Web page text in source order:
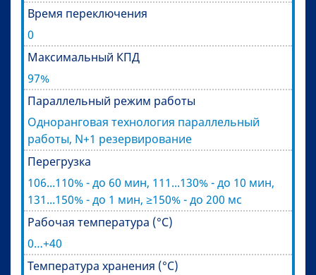
Время переключения
0
Максимальный КПД
97%
Параллельный режим работы
Одноранговая технология параллельный
работы, N+1 резервирование
Перегрузка
106...110% - до 60 мин, 111...130% - до 10 мин,
131...150% - до 1 мин, ≥150% - до 200 мс
Рабочая температура (°C)
0…+40
Температура хранения (°C)